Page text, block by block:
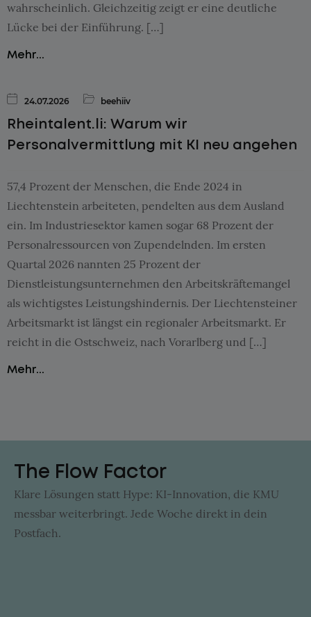
wahrscheinlich. Gleichzeitig zeigt er eine deutliche
Lücke bei der Einführung. […]
Mehr...
24.07.2026 beehiiv
Rheintalent.li: Warum wir
Personalvermittlung mit KI neu angehen
57,4 Prozent der Menschen, die Ende 2024 in
Liechtenstein arbeiteten, pendelten aus dem Ausland
ein. Im Industriesektor kamen sogar 68 Prozent der
Personalressourcen von Zupendelnden. Im ersten
Quartal 2026 nannten 25 Prozent der
Dienstleistungsunternehmen den Arbeitskräftemangel
als wichtigstes Leistungshindernis. Der Liechtensteiner
Arbeitsmarkt ist längst ein regionaler Arbeitsmarkt. Er
reicht in die Ostschweiz, nach Vorarlberg und […]
Mehr...
The Flow Factor
Klare Lösungen statt Hype: KI-Innovation, die KMU
messbar weiterbringt. Jede Woche direkt in dein
Postfach.